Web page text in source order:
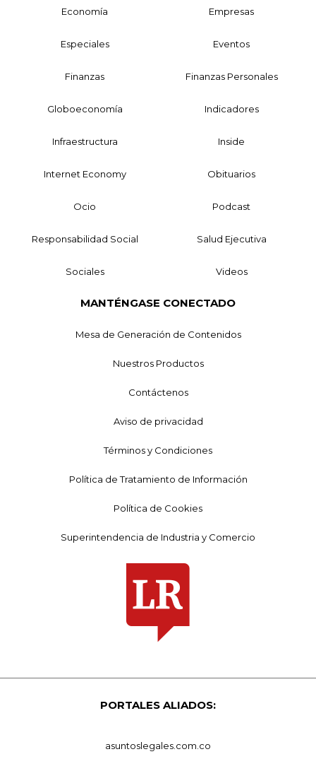
Economía Empresas
Especiales Eventos
Finanzas Finanzas Personales
Globoeconomía Indicadores
Infraestructura Inside
Internet Economy Obituarios
Ocio Podcast
Responsabilidad Social Salud Ejecutiva
Sociales Videos
MANTÉNGASE CONECTADO
Mesa de Generación de Contenidos
Nuestros Productos
Contáctenos
Aviso de privacidad
Términos y Condiciones
Política de Tratamiento de Información
Política de Cookies
Superintendencia de Industria y Comercio
PORTALES ALIADOS:
asuntoslegales.com.co